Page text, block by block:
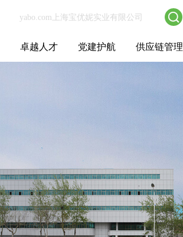
卓越人才 党建护航 供应链管理